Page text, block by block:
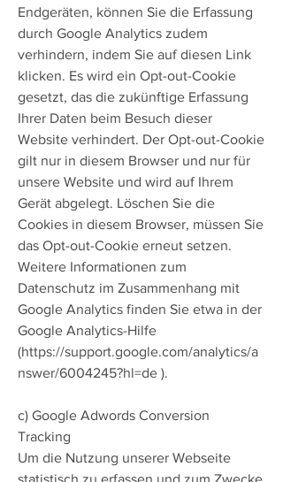
Endgeräten, können Sie die Erfassung
durch Google Analytics zudem
verhindern, indem Sie auf diesen Link
klicken. Es wird ein Opt-out-Cookie
gesetzt, das die zukünftige Erfassung
Ihrer Daten beim Besuch dieser
Website verhindert. Der Opt-out-Cookie
gilt nur in diesem Browser und nur für
unsere Website und wird auf Ihrem
Gerät abgelegt. Löschen Sie die
Cookies in diesem Browser, müssen Sie
das Opt-out-Cookie erneut setzen.
Weitere Informationen zum
Datenschutz im Zusammenhang mit
Google Analytics finden Sie etwa in der
Google Analytics-Hilfe
(https://support.google.com/analytics/a
nswer/6004245?hl=de ).
c) Google Adwords Conversion
Tracking
Um die Nutzung unserer Webseite
statistisch zu erfassen und zum Zwecke